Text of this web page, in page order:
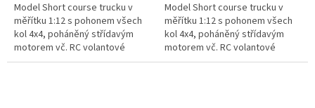
Model Short course trucku v
měřítku 1:12 s pohonem všech
kol 4x4, poháněný střídavým
motorem vč. RC volantové
soupravy 2,4 GHz, 2S LiPo
Model Short course trucku v
měřítku 1:12 s pohonem všech
kol 4x4, poháněný střídavým
motorem vč. RC volantové
soupravy 2,4 GHz, 2S LiPo